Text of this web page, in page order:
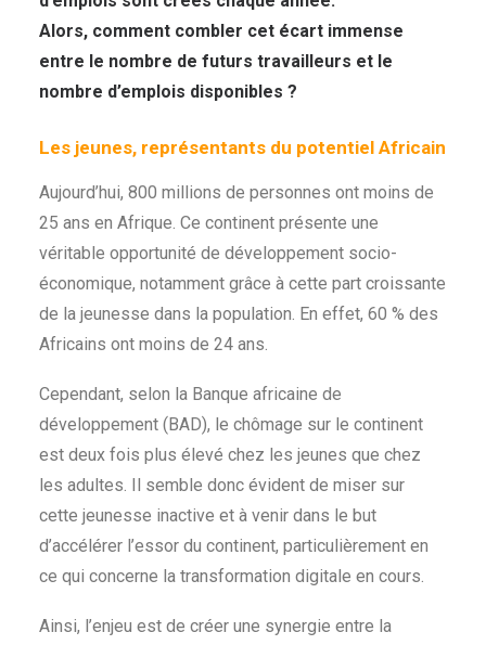
Alors, comment combler cet écart immense
entre le nombre de futurs travailleurs et le
nombre d’emplois disponibles ?
Les jeunes, représentants du potentiel Africain
Aujourd’hui, 800 millions de personnes ont moins de
25 ans en Afrique. Ce continent présente une
véritable opportunité de développement socio-
économique, notamment grâce à cette part croissante
de la jeunesse dans la population. En effet, 60 % des
Africains ont moins de 24 ans.
Cependant, selon la Banque africaine de
développement (BAD), le chômage sur le continent
est deux fois plus élevé chez les jeunes que chez
les adultes. Il semble donc évident de miser sur
cette jeunesse inactive et à venir dans le but
d’accélérer l’essor du continent, particulièrement en
ce qui concerne la transformation digitale en cours.
Ainsi, l’enjeu est de créer une synergie entre la